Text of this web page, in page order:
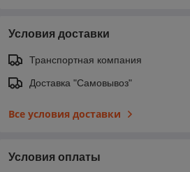
Условия доставки
Транспортная компания
Доставка "Самовывоз"
Все условия доставки
Условия оплаты